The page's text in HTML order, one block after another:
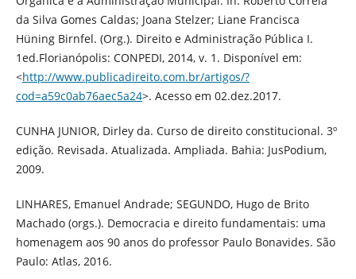
da Silva Gomes Caldas; Joana Stelzer; Liane Francisca
Hüning Birnfel. (Org.). Direito e Administração Pública I.
1ed.Florianópolis: CONPEDI, 2014, v. 1. Disponível em:
<http://www.publicadireito.com.br/artigos/?
cod=a59c0ab76aec5a24>. Acesso em 02.dez.2017.
CUNHA JUNIOR, Dirley da. Curso de direito constitucional. 3º
edição. Revisada. Atualizada. Ampliada. Bahia: JusPodium,
2009.
LINHARES, Emanuel Andrade; SEGUNDO, Hugo de Brito
Machado (orgs.). Democracia e direito fundamentais: uma
homenagem aos 90 anos do professor Paulo Bonavides. São
Paulo: Atlas, 2016.